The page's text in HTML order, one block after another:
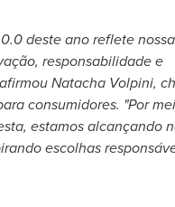
deste ano reflete
responsabilidade e
Natacha Volpini,
consumidores. "Por
estamos alcançando
escolhas